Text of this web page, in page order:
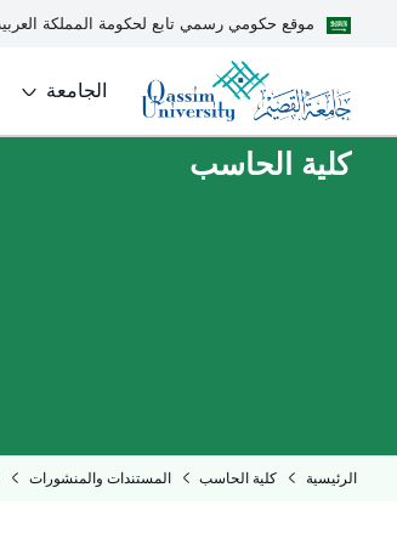
موقع حكومي رسمي تابع لحكومة المملكة
الجامعة
كلية الحاسب
الرئيسية كلية الحاسب المستندات والمنشورات